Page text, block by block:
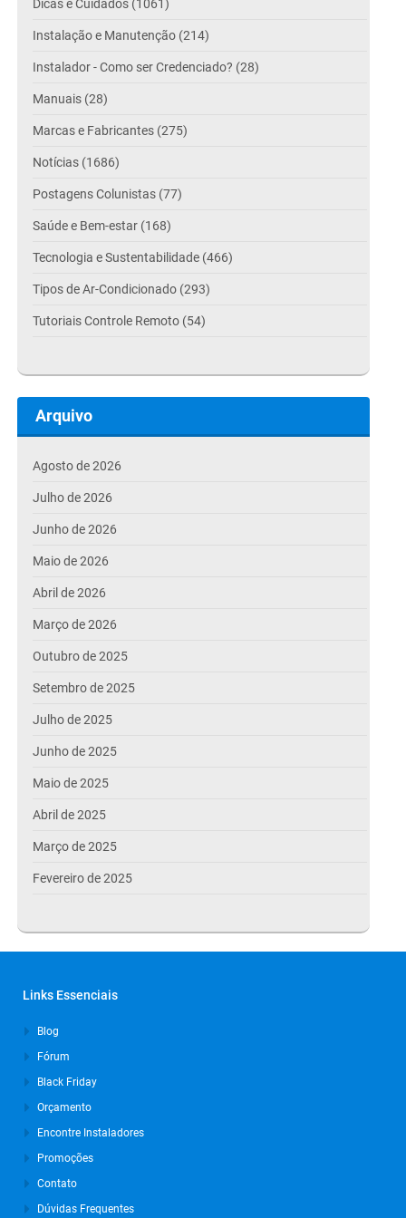
Dicas e Cuidados (1061)
Instalação e Manutenção (214)
Instalador - Como ser Credenciado? (28)
Manuais (28)
Marcas e Fabricantes (275)
Notícias (1686)
Postagens Colunistas (77)
Saúde e Bem-estar (168)
Tecnologia e Sustentabilidade (466)
Tipos de Ar-Condicionado (293)
Tutoriais Controle Remoto (54)
Arquivo
Agosto de 2026
Julho de 2026
Junho de 2026
Maio de 2026
Abril de 2026
Março de 2026
Outubro de 2025
Setembro de 2025
Julho de 2025
Junho de 2025
Maio de 2025
Abril de 2025
Março de 2025
Fevereiro de 2025
Setembro de 2024
Julho de 2024
Março de 2024
Outubro de 2023
Links Essenciais
Blog
Fórum
Black Friday
Orçamento
Encontre Instaladores
Promoções
Contato
Dúvidas Frequentes